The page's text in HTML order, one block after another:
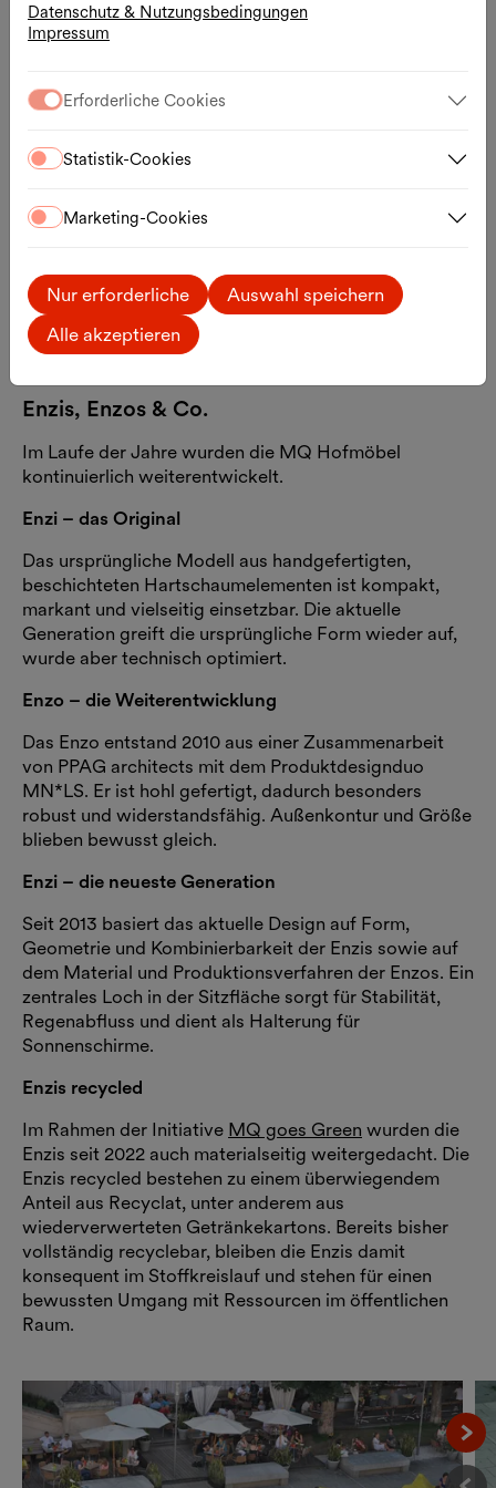
Farben, die bleiben – und sich verändern
Ein wesentliches Merkmal der Enzis ist die Farbe. Seit
2003 werden die MQ Hofmöbel regelmäßig in neuen
Farbe in einem öffentlichen Online-Voting gewählt. So
Zeit.
Sodazitrongelb
mehr erfahren
Enzis, Enzos & Co.
Im Laufe der Jahre wurden die MQ Hofmöbel
kontinuierlich weiterentwickelt.
Enzi – das Original
Das ursprüngliche Modell aus handgefertigten,
beschichteten Hartschaumelementen ist kompakt,
markant und vielseitig einsetzbar. Die aktuelle
Generation greift die ursprüngliche Form wieder auf,
wurde aber technisch optimiert.
Enzo – die Weiterentwicklung
Das Enzo entstand 2010 aus einer Zusammenarbeit
von PPAG architects mit dem Produktdesignduo
MN*LS. Er ist hohl gefertigt, dadurch besonders
robust und widerstandsfähig. Außenkontur und Größe
blieben bewusst gleich.
Enzi – die neueste Generation
Seit 2013 basiert das aktuelle Design auf Form,
Geometrie und Kombinierbarkeit der Enzis sowie auf
dem Material und Produktionsverfahren der Enzos. Ein
zentrales Loch in der Sitzfläche sorgt für Stabilität,
Regenabfluss und dient als Halterung für
Sonnenschirme.
Enzis recycled
Im Rahmen der Initiative MQ goes Green wurden die
Enzis seit 2022 auch materialseitig weitergedacht. Die
Enzis recycled bestehen zu einem überwiegendem
Anteil aus Recyclat, unter anderem aus
wiederverwerteten Getränkekartons. Bereits bisher
vollständig recyclebar, bleiben die Enzis damit
konsequent im Stoffkreislauf und stehen für einen
bewussten Umgang mit Ressourcen im öffentlichen
Raum.
Datenschutz & Nutzungsbedingungen
Impressum
Erforderliche Cookies
Statistik-Cookies
Marketing-Cookies
Nur erforderliche
Auswahl speichern
Alle akzeptieren